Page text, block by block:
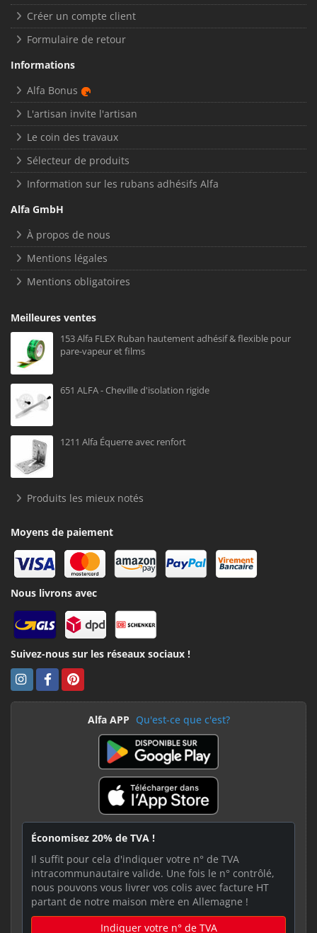
Créer un compte client
Formulaire de retour
Informations
Alfa Bonus
L'artisan invite l'artisan
Le coin des travaux
Sélecteur de produits
Information sur les rubans adhésifs Alfa
Alfa GmbH
À propos de nous
Mentions légales
Mentions obligatoires
Meilleures ventes
153 Alfa FLEX Ruban hautement adhésif & flexible pour
pare-vapeur et films
651 ALFA - Cheville d'isolation rigide
1211 Alfa Équerre avec renfort
Produits les mieux notés
Moyens de paiement
Nous livrons avec
Suivez-nous sur les réseaux sociaux !
Alfa APP Qu'est-ce que c'est?
Économisez 20% de TVA !
Il suffit pour cela d'indiquer votre n° de TVA
intracommunautaire valide. Une fois le n° contrôlé,
nous pouvons vous livrer vos colis avec facture HT
partant de notre maison mère en Allemagne !
Indiquer votre n° de TVA